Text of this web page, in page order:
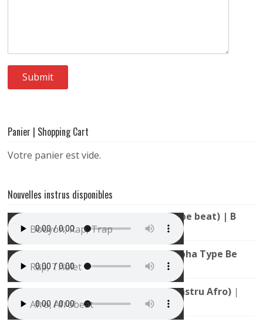
Panier | Shopping Cart
Votre panier est vide.
Nouvelles instrus disponibles
Instru Trap Bouyon (TH x 1T1 Type beat) |
Bouyon, Rap, Trap
Instru Rap Mélodieuse (Youssoupha Type Beat)
Rap, Triolet
Mauvais Djo x Gims type Beat (Instru Afro) |
Afro, Afrobeat